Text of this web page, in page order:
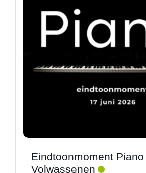
Eindtoonmoment Piano
Volwassenen